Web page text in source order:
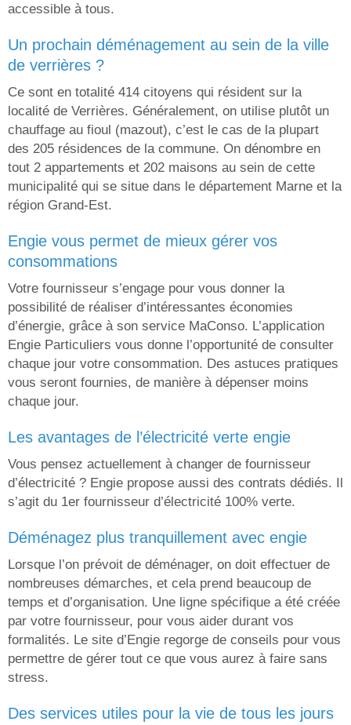
accessible à tous.
un prochain déménagement au sein de la ville
de verrières ?
Ce sont en totalité 414 citoyens qui résident sur la
localité de Verrières. Généralement, on utilise plutôt un
chauffage au fioul (mazout), c’est le cas de la plupart
des 205 résidences de la commune. On dénombre en
tout 2 appartements et 202 maisons au sein de cette
municipalité qui se situe dans le département Marne et la
région Grand-Est.
engie vous permet de mieux gérer vos
consommations
Votre fournisseur s’engage pour vous donner la
possibilité de réaliser d’intéressantes économies
d’énergie, grâce à son service MaConso. L’application
Engie Particuliers vous donne l’opportunité de consulter
chaque jour votre consommation. Des astuces pratiques
vous seront fournies, de manière à dépenser moins
chaque jour.
les avantages de l’électricité verte engie
Vous pensez actuellement à changer de fournisseur
d’électricité ? Engie propose aussi des contrats dédiés. Il
s’agit du 1er fournisseur d’électricité 100% verte.
déménagez plus tranquillement avec engie
Lorsque l’on prévoit de déménager, on doit effectuer de
nombreuses démarches, et cela prend beaucoup de
temps et d’organisation. Une ligne spécifique a été créée
par votre fournisseur, pour vous aider durant vos
formalités. Le site d’Engie regorge de conseils pour vous
permettre de gérer tout ce que vous aurez à faire sans
stress.
des services utiles pour la vie de tous les jours